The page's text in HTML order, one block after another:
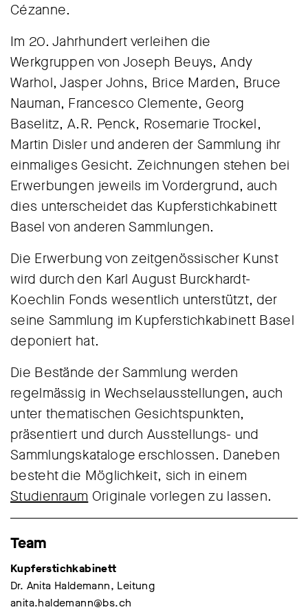
Cézanne.
Im 20. Jahrhundert verleihen die
Werkgruppen von Joseph Beuys, Andy
Warhol, Jasper Johns, Brice Marden, Bruce
Nauman, Francesco Clemente, Georg
Baselitz, A.R. Penck, Rosemarie Trockel,
Martin Disler und anderen der Sammlung ihr
einmaliges Gesicht. Zeichnungen stehen bei
Erwerbungen jeweils im Vordergrund, auch
dies unterscheidet das Kupferstichkabinett
Basel von anderen Sammlungen.
Die Erwerbung von zeitgenössischer Kunst
wird durch den Karl August Burckhardt-
Koechlin Fonds wesentlich unterstützt, der
seine Sammlung im Kupferstichkabinett Basel
deponiert hat.
Die Bestände der Sammlung werden
regelmässig in Wechselausstellungen, auch
unter thematischen Gesichtspunkten,
präsentiert und durch Ausstellungs- und
Sammlungskataloge erschlossen. Daneben
besteht die Möglichkeit, sich in einem
Studienraum Originale vorlegen zu lassen.
Team
Kupferstichkabinett
Dr. Anita Haldemann, Leitung
anita.haldemann@bs.ch